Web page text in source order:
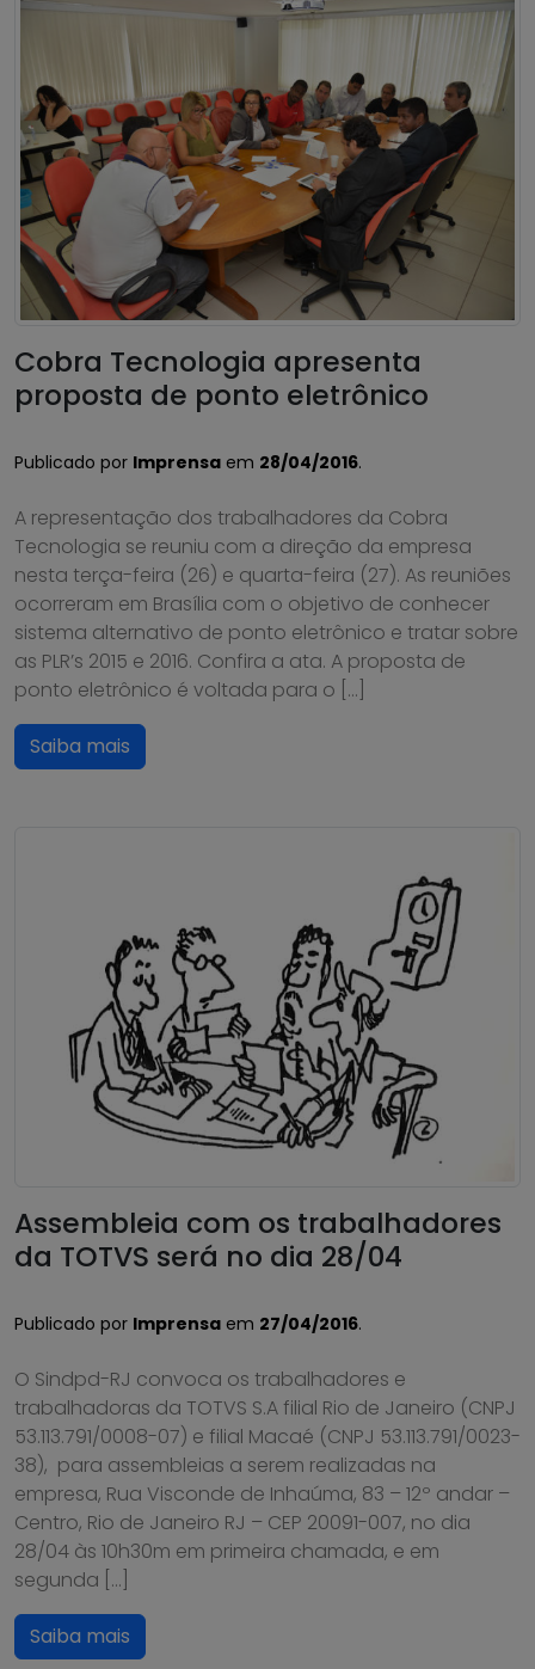
Cobra Tecnologia apresenta
proposta de ponto eletrônico
Publicado por Imprensa em 28/04/2016.
A representação dos trabalhadores da Cobra
Tecnologia se reuniu com a direção da empresa
nesta terça-feira (26) e quarta-feira (27). As reuniões
ocorreram em Brasília com o objetivo de conhecer
sistema alternativo de ponto eletrônico e tratar sobre
as PLR’s 2015 e 2016. Confira a ata. A proposta de
ponto eletrônico é voltada para o […]
Saiba mais
Assembleia com os trabalhadores
da TOTVS será no dia 28/04
Publicado por Imprensa em 27/04/2016.
O Sindpd-RJ convoca os trabalhadores e
trabalhadoras da TOTVS S.A filial Rio de Janeiro (CNPJ
53.113.791/0008-07) e filial Macaé (CNPJ 53.113.791/0023-
38), para assembleias a serem realizadas na
empresa, Rua Visconde de Inhaúma, 83 – 12º andar –
Centro, Rio de Janeiro RJ – CEP 20091-007, no dia
28/04 às 10h30m em primeira chamada, e em
segunda […]
Saiba mais